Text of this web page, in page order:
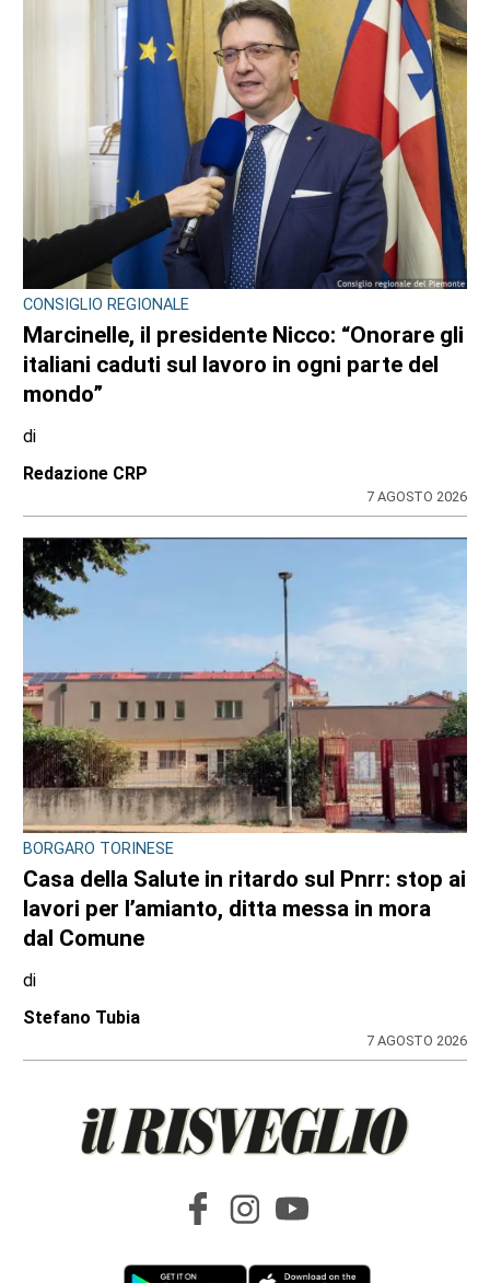
CONSIGLIO REGIONALE
Marcinelle, il presidente Nicco: “Onorare gli
italiani caduti sul lavoro in ogni parte del
mondo”
di
Redazione CRP
7 AGOSTO 2026
BORGARO TORINESE
Casa della Salute in ritardo sul Pnrr: stop ai
lavori per l’amianto, ditta messa in mora
dal Comune
di
Stefano Tubia
7 AGOSTO 2026